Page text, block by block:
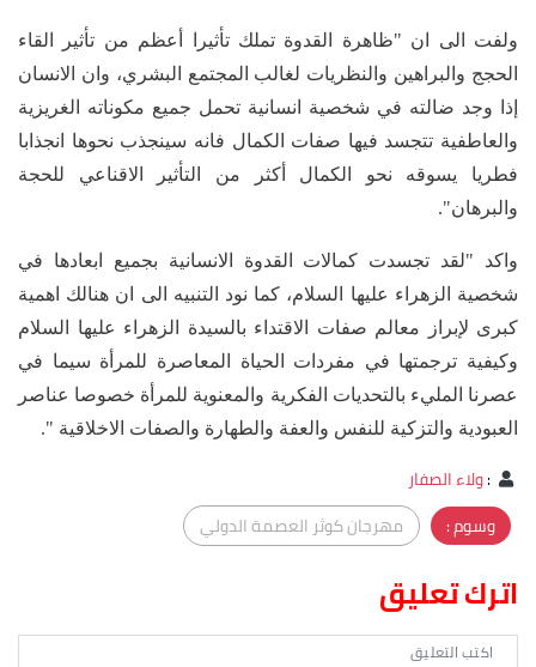
ولفت الى ان "ظاهرة القدوة تملك تأثيرا أعظم من تأثير القاء
الحجج والبراهين والنظريات لغالب المجتمع البشري، وان الانسان
إذا وجد ضالته في شخصية انسانية تحمل جميع مكوناته الغريزية
والعاطفية تتجسد فيها صفات الكمال فانه سينجذب نحوها انجذابا
فطريا يسوقه نحو الكمال أكثر من التأثير الاقناعي للحجة
والبرهان".
واكد "لقد تجسدت كمالات القدوة الانسانية بجميع ابعادها في
شخصية الزهراء عليها السلام، كما نود التنبيه الى ان هنالك اهمية
كبرى لإبراز معالم صفات الاقتداء بالسيدة الزهراء عليها السلام
وكيفية ترجمتها في مفردات الحياة المعاصرة للمرأة سيما في
عصرنا المليء بالتحديات الفكرية والمعنوية للمرأة خصوصا عناصر
العبودية والتزكية للنفس والعفة والطهارة والصفات الاخلاقية ".
:ولاء الصفار
وسوم :
مهرجان كوثر العصمة الدولي
اترك تعليق